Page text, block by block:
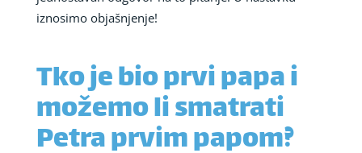
iznosimo objašnjenje!
Tko je bio prvi papa i
možemo li smatrati
Petra prvim papom?